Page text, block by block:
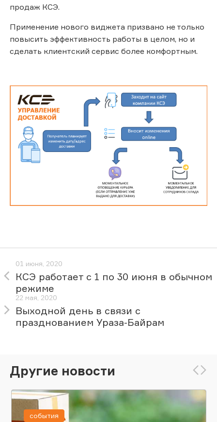
продаж КСЭ.
Применение нового виджета призвано не только
повысить эффективность работы в целом, но и
сделать клиентский сервис более комфортным.
01 июня, 2020
КСЭ работает с 1 по 30 июня в обычном
режиме
22 мая, 2020
Выходной день в связи с
празднованием Ураза-Байрам
Другие новости
события